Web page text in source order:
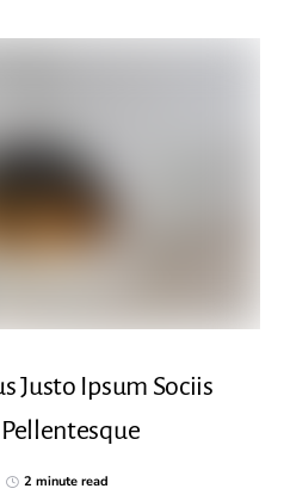
Justo Ipsum Sociis
2 minute read